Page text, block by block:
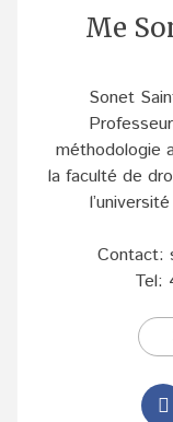
Me
Sonet
méthodologie
la faculté de
Contact:
Tel: